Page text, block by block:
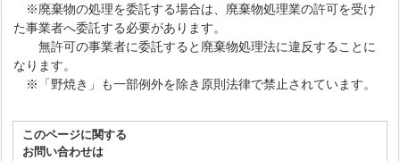
※廃棄物の処理を委託する場合は、廃棄物処理業の許可を受け
た事業者へ委託する必要があります。
無許可の事業者に委託すると廃棄物処理法に違反することに
なります。
※「野焼き」も一部例外を除き原則法律で禁止されています。
このページに関する
お問い合わせは